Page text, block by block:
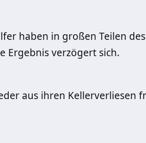
haben in großen Teilen
Ergebnis verzögert sich.
aus ihren Kellerverliesen